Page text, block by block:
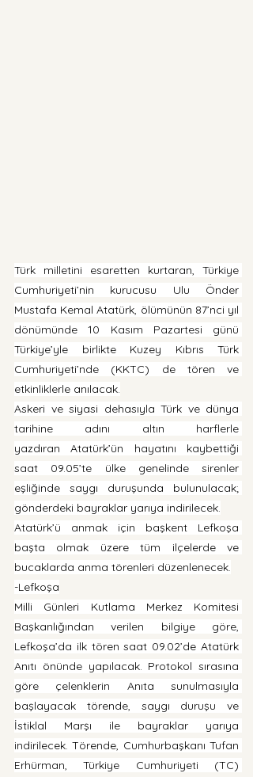
Türk milletini esaretten kurtaran, Türkiye
Cumhuriyeti’nin kurucusu Ulu Önder
Mustafa Kemal Atatürk, ölümünün 87’nci yıl
dönümünde 10 Kasım Pazartesi günü
Türkiye’yle birlikte Kuzey Kıbrıs Türk
Cumhuriyeti’nde (KKTC) de tören ve
etkinliklerle anılacak.
Askeri ve siyasi dehasıyla Türk ve dünya
tarihine adını altın harflerle
yazdıran Atatürk’ün hayatını kaybettiği
saat 09.05’te ülke genelinde sirenler
eşliğinde saygı duruşunda bulunulacak;
gönderdeki bayraklar yarıya indirilecek.
Atatürk’ü anmak için başkent Lefkoşa
başta olmak üzere tüm ilçelerde ve
bucaklarda anma törenleri düzenlenecek.
-Lefkoşa
Milli Günleri Kutlama Merkez Komitesi
Başkanlığından verilen bilgiye göre,
Lefkoşa’da ilk tören saat 09.02’de Atatürk
Anıtı önünde yapılacak. Protokol sırasına
göre çelenklerin Anıta sunulmasıyla
başlayacak törende, saygı duruşu ve
İstiklal Marşı ile bayraklar yarıya
indirilecek. Törende, Cumhurbaşkanı Tufan
Erhürman, Türkiye Cumhuriyeti (TC)